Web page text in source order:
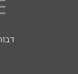
דבורה